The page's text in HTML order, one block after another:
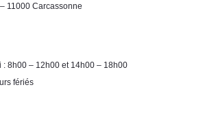
11000 Carcassonne
: 8h00 – 12h00 et 14h00 – 18h00
fériés